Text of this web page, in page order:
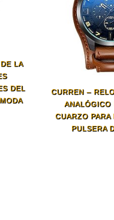
LA
DEL
CURREN –
ANALÓGICO
CUARZO PARA
PULSERA